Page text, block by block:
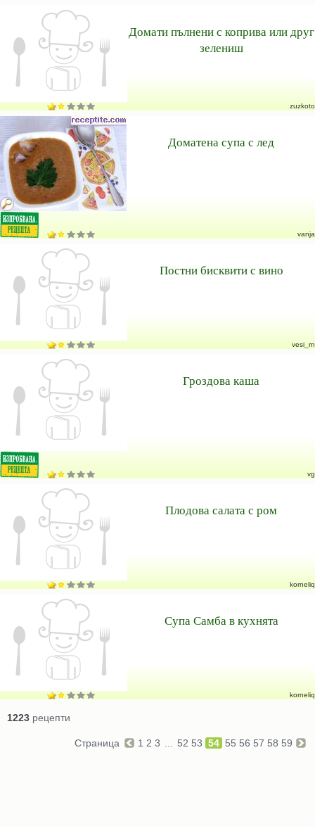
Домати пълнени с коприва или друг
зелениш
zuzkoto
Доматена супа с лед
vanja
Постни бисквити с вино
vesi_rn
Гроздова каша
vg
Плодова салата с ром
korneliq
Супа Самба в кухнята
korneliq
1223 рецепти
Страница 1 2 3 52 53 54 55 56 57 58 59